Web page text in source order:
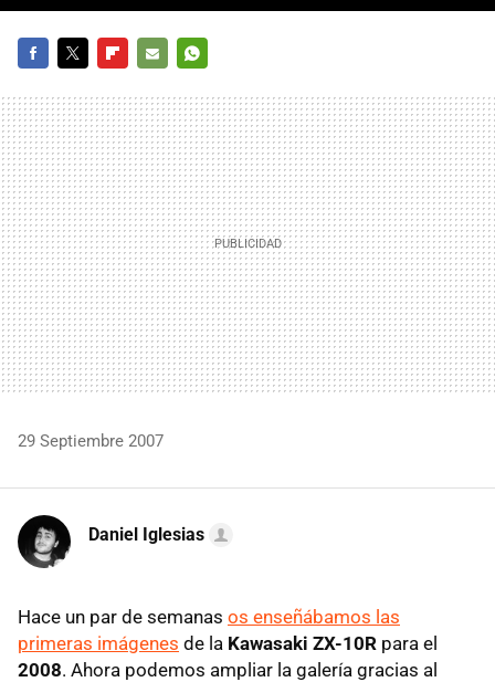
MAIL
29 Septiembre 2007
Daniel Iglesias
Hace un par de semanas os enseñábamos las
primeras imágenes de la Kawasaki ZX-10R para el
2008. Ahora podemos ampliar la galería gracias al